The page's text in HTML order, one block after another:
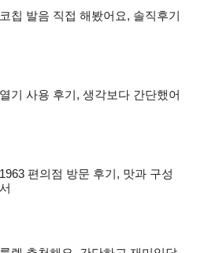
칩 발음 직접 해봤어요, 솔직후기
기 사용 후기, 생각보다 간단했어
편의점 방문 후기, 맛과 구성